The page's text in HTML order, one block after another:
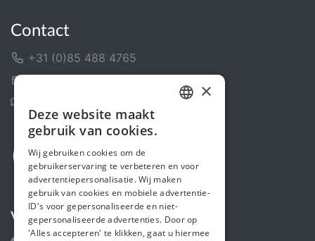
Contact
+31 (0)85 488 4765
Volg ons
ENGLISH
×
Deze website maakt
gebruik van cookies.
Wij gebruiken cookies om de
gebruikerservaring te verbeteren en voor
advertentiepersonalisatie. Wij maken
gebruik van cookies en mobiele advertentie-
ID's voor gepersonaliseerde en niet-
gepersonaliseerde advertenties. Door op
'Alles accepteren' te klikken, gaat u hiermee